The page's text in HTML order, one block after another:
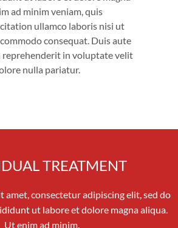
ad minim veniam, quis
ullamco laboris nisi ut
consequat. Duis aute
reprehenderit in voluptate velit
nulla pariatur.
TREATMENT
amet, consectetur adipiscing elit, sed do
ut labore et dolore magna aliqua.
Ut enim ad minim.